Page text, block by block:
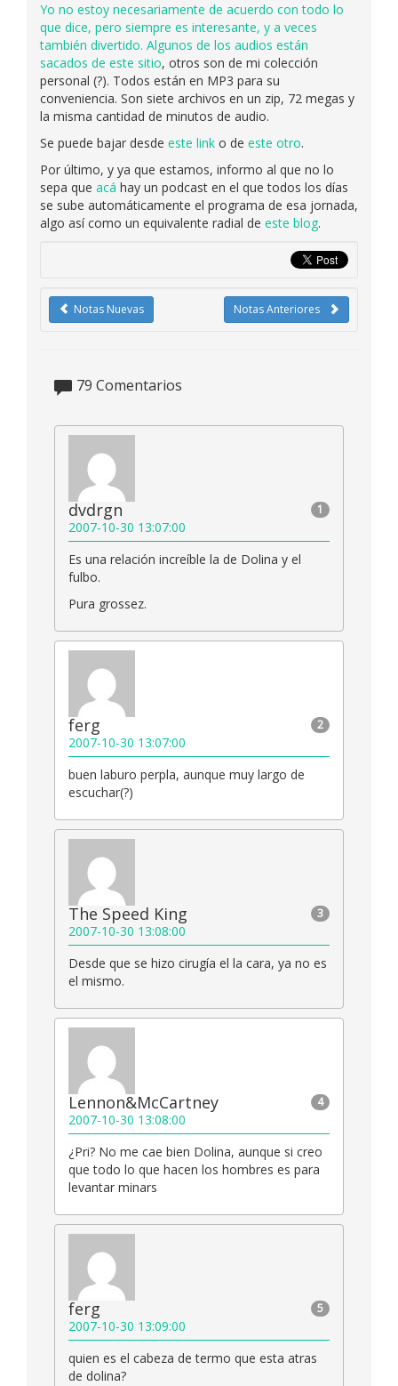
Yo no estoy necesariamente de acuerdo con todo lo
que dice, pero siempre es interesante, y a veces
también divertido. Algunos de los audios están
sacados de este sitio, otros son de mi colección
personal (?). Todos están en MP3 para su
conveniencia. Son siete archivos en un zip, 72 megas y
la misma cantidad de minutos de audio.
Se puede bajar desde este link o de este otro.
Por último, y ya que estamos, informo al que no lo
sepa que acá hay un podcast en el que todos los días
se sube automáticamente el programa de esa jornada,
algo así como un equivalente radial de este blog.
Notas Anteriores
Notas Nuevas
79 Comentarios
1
dvdrgn
2007-10-30 13:07:00
Es una relación increíble la de Dolina y el
fulbo.
Pura grossez.
2
ferg
2007-10-30 13:07:00
buen laburo perpla, aunque muy largo de
escuchar(?)
3
The Speed King
2007-10-30 13:08:00
Desde que se hizo cirugía el la cara, ya no es
el mismo.
4
Lennon&McCartney
2007-10-30 13:08:00
¿Pri? No me cae bien Dolina, aunque si creo
que todo lo que hacen los hombres es para
levantar minars
5
ferg
2007-10-30 13:09:00
quien es el cabeza de termo que esta atras
de dolina?